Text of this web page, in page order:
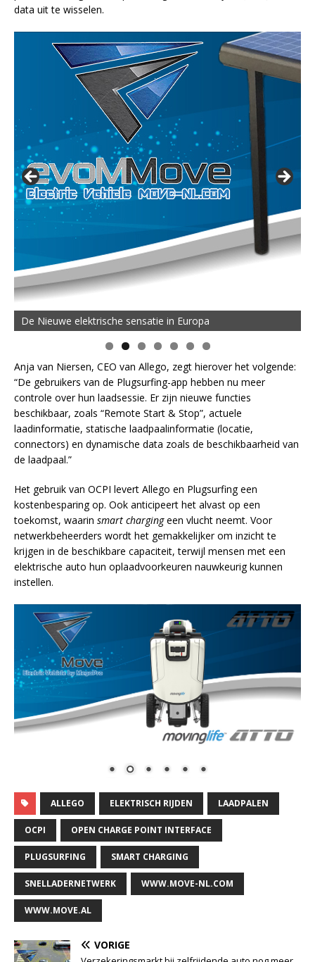
data uit te wisselen.
De Nieuwe elektrische sensatie in Europa
Anja van Niersen, CEO van Allego, zegt hierover het volgende:
“De gebruikers van de Plugsurfing-app hebben nu meer
controle over hun laadsessie. Er zijn nieuwe functies
beschikbaar, zoals “Remote Start & Stop”, actuele
laadinformatie, statische laadpaalinformatie (locatie,
connectors) en dynamische data zoals de beschikbaarheid van
de laadpaal.”
Het gebruik van OCPI levert Allego en Plugsurfing een
kostenbesparing op. Ook anticipeert het alvast op een
toekomst, waarin smart chargingeen vlucht neemt. Voor
netwerkbeheerders wordt het gemakkelijker om inzicht te
krijgen in de beschikbare capaciteit, terwijl mensen met een
elektrische auto hun oplaadvoorkeuren nauwkeurig kunnen
instellen.
ALLEGO ELEKTRISCH RIJDEN LAADPALEN
OCPI OPEN CHARGE POINT INTERFACE
PLUGSURFING SMART CHARGING
SNELLADERNETWERK WWW.MOVE-NL.COM
WWW.MOVE.AL
VORIGE